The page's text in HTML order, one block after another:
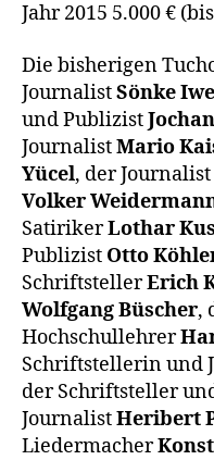
Jahr 2015 5.000 €
Die bisherigen
JournalistSönke
und Publizist
JournalistMario
Yücel, der
Volker
SatirikerLothar
Publizist Otto
SchriftstellerErich
Wolfgang Büscher,
Hochschullehrer
Schriftstellerin und
der Schriftsteller
JournalistHeribert
Liedermacher